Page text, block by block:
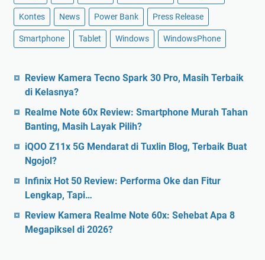
Kontes News Power Bank Press Release
Smartphone Tablet Windows WindowsPhone
Review Kamera Tecno Spark 30 Pro, Masih Terbaik
di Kelasnya?
Realme Note 60x Review: Smartphone Murah Tahan
Banting, Masih Layak Pilih?
iQOO Z11x 5G Mendarat di Tuxlin Blog, Terbaik Buat
Ngojol?
Infinix Hot 50 Review: Performa Oke dan Fitur
Lengkap, Tapi…
Review Kamera Realme Note 60x: Sehebat Apa 8
Megapiksel di 2026?